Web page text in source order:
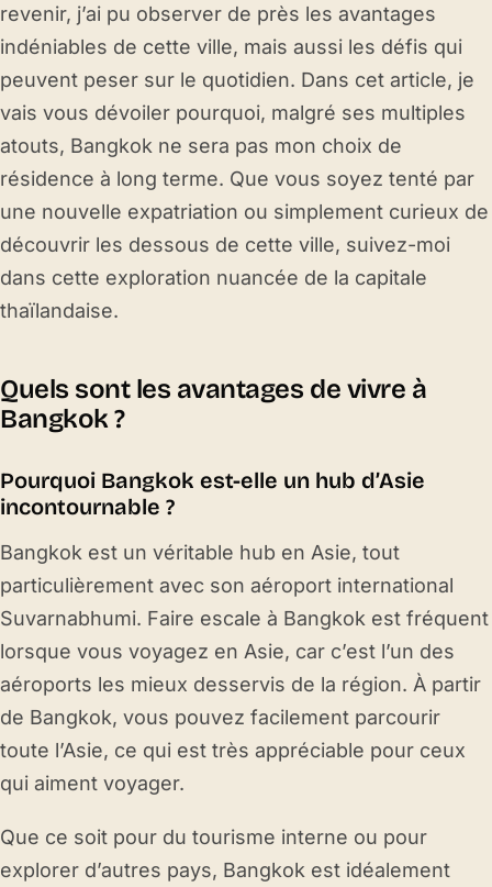
revenir, j’ai pu observer de près les avantages
indéniables de cette ville, mais aussi les défis qui
peuvent peser sur le quotidien. Dans cet article, je
vais vous dévoiler pourquoi, malgré ses multiples
atouts, Bangkok ne sera pas mon choix de
résidence à long terme. Que vous soyez tenté par
une nouvelle expatriation ou simplement curieux de
découvrir les dessous de cette ville, suivez-moi
dans cette exploration nuancée de la capitale
thaïlandaise.
Quels sont les avantages de vivre à
Bangkok ?
Pourquoi Bangkok est-elle un hub d’Asie
incontournable ?
Bangkok est un véritable hub en Asie, tout
particulièrement avec son aéroport international
Suvarnabhumi. Faire escale à Bangkok est fréquent
lorsque vous voyagez en Asie, car c’est l’un des
aéroports les mieux desservis de la région. À partir
de Bangkok, vous pouvez facilement parcourir
toute l’Asie, ce qui est très appréciable pour ceux
qui aiment voyager.
Que ce soit pour du tourisme interne ou pour
explorer d’autres pays, Bangkok est idéalement